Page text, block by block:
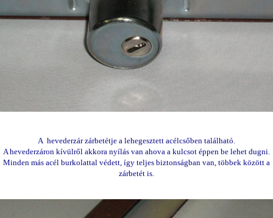
A hevederzár zárbetétje a lehegesztett acélcsőben található.
A hevederzáron kívülről akkora nyílás van ahova a kulcsot éppen be lehet dugni.
Minden más acél burkolattal védett, így teljes biztonságban van, többek között a
zárbetét is.